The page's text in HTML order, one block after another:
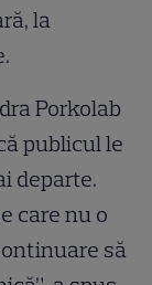
la
Porkolab
publicul le
departe.
care nu o
să